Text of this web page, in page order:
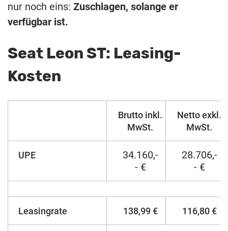
nur noch eins: Zuschlagen, solange er
verfügbar ist.
Seat Leon ST: Leasing-
Kosten
Brutto inkl.
MwSt.
Netto exkl.
MwSt.
UPE
34.160,-
- €
28.706,-
- €
Leasingrate 138,99 € 116,80 €